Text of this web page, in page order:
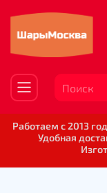
Работаем с 2013
Удобная